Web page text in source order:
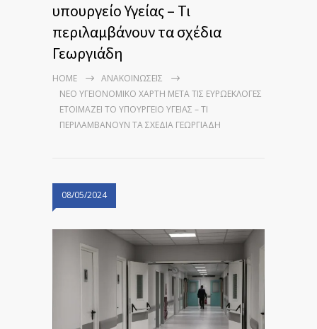
υπουργείο Υγείας – Τι
περιλαμβάνουν τα σχέδια
Γεωργιάδη
HOME
ΑΝΑΚΟΙΝΏΣΕΙΣ
ΝΈΟ ΥΓΕΙΟΝΟΜΙΚΌ ΧΆΡΤΗ ΜΕΤΆ ΤΙΣ ΕΥΡΩΕΚΛΟΓΈΣ
ΕΤΟΙΜΆΖΕΙ ΤΟ ΥΠΟΥΡΓΕΊΟ ΥΓΕΊΑΣ – ΤΙ
ΠΕΡΙΛΑΜΒΆΝΟΥΝ ΤΑ ΣΧΈΔΙΑ ΓΕΩΡΓΙΆΔΗ
08/05/2024